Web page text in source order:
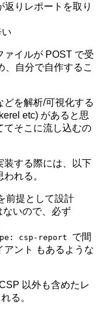
りレポートを取り
ァイルが POST で受
、自分で自作するこ
を解析/可視化する
etc) があると思
てそこに流し込むの
装する際には、以下
れる。
前提として設計
ないので、必ず
csp-report
で間
アント
もあるような
以外も含めたレ
る。